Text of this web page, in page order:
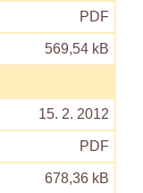
PDF
569,54 kB
15. 2. 2012
PDF
678,36 kB